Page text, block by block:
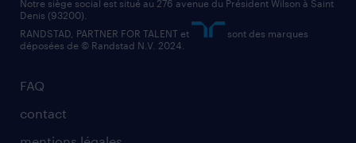
FAQ
contact
Notre siège social est situé au 276 avenue du Président Wilson à Saint
Denis (93200).
RANDSTAD, PARTNER FOR TALENT et
sont des marques
déposées de © Randstad N.V. 2024.